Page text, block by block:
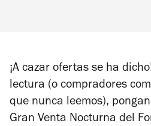
¡A cazar ofertas se ha
lectura (o compradores
que nunca leemos),
Gran Venta Nocturna del